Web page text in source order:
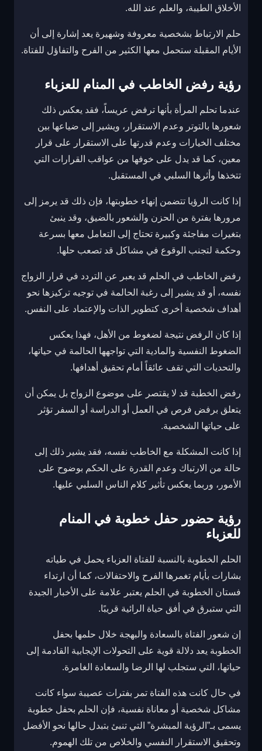
الأخلاق الطيبة، والعلم عند الله.
حلم الارتباط بشخصية معروفة وشهيرة يعد إشارة إلى أن
الأيام المقبلة ستحمل معها الكثير من الفرح والتفاؤل للفتاة.
رؤية رفض الخاطب في المنام للعزباء
عندما تحلم المرأة بأنها ترفض عريساً، فقد يعكس ذلك
شعورها بالتوتر وعدم الاستقرار، ويشير إلى ضياعها بين
مختلف الخيارات وعدم قدرتها على الاستقرار على قرار
معين، كما قد يدل على خوفها من عواقب القرارات التي
تتخذها وأثرها السلبي في المستقبل.
إذا كانت الرؤيا تتضمن إنهاء خطوبتها، فإن ذلك قد يرمز إلى
مرورها بفترة من الحزن والشعور بالضيق، وقد ينبئ
بتغيرات مفاجئة وكبيرة تحتاج إلى التعامل معها بسرعة
وحكمة لتجنب الوقوع في مشاكل قد تصعب حلها.
رفض الخاطب في الحلم قد يعبر عن التردد في قرار الزواج
نفسه، أو قد يشير إلى رغبة الحالمة في توجيه تركيزها نحو
أهداف شخصية أخرى كتطوير الذات والإعتماد على النفس.
إذا كان الرفض نتيجة لضغوط من الأهل، فهذا يعكس
الضغوط النفسية والمادية التي تواجهها الحالمة في حياتها،
والتحديات التي تقف عائقاً أمام تحقيق أهدافها.
رفض الخطبة قد لا يقتصر على موضوع الزواج بل يمكن أن
يتعلق برفض فرص في العمل أو الدراسة أو السفر تؤثر
على حياتها الشخصية.
إذا كانت المشكلة مع الخاطب نفسه، فقد يشير ذلك إلى
حالة من الارتباك وعدم القدرة على الحكم بوضوح على
الأمور، وربما يعكس تأثير كلام الناس السلبي عليها.
رؤية حضور حفل خطوبة في المنام
للعزباء
الحلم الخطوبة بالنسبة للفتاة العزباء يحمل في طياته
بشارات بأيام تغمرها الفرح والاحتفالات، كما أن ارتداء
فستان الخطوبة في الحلم يعتبر علامة على الأخبار الجيدة
التي ستبرق في أفق حياة الرائية قريبًا.
إن شعور الفتاة بالسعادة والبهجة خلال حلمها بحفل
الخطوبة يعد دلالة قوية على التحولات الإيجابية القادمة إلى
حياتها، التي ستجلب لها الرضا والسعادة الغامرة.
في حال كانت هذه الفتاة تمر بفترات عصيبة سواء كانت
مشاكل شخصية أو معاناة نفسية، فإن الحلم بحفل خطوبة
يسمى بـ”الرؤية المبشرة” التي تنبئ بتبدل حالها نحو الأفضل
وتحقيق الاستقرار النفسي والخلاص من تلك الهموم.